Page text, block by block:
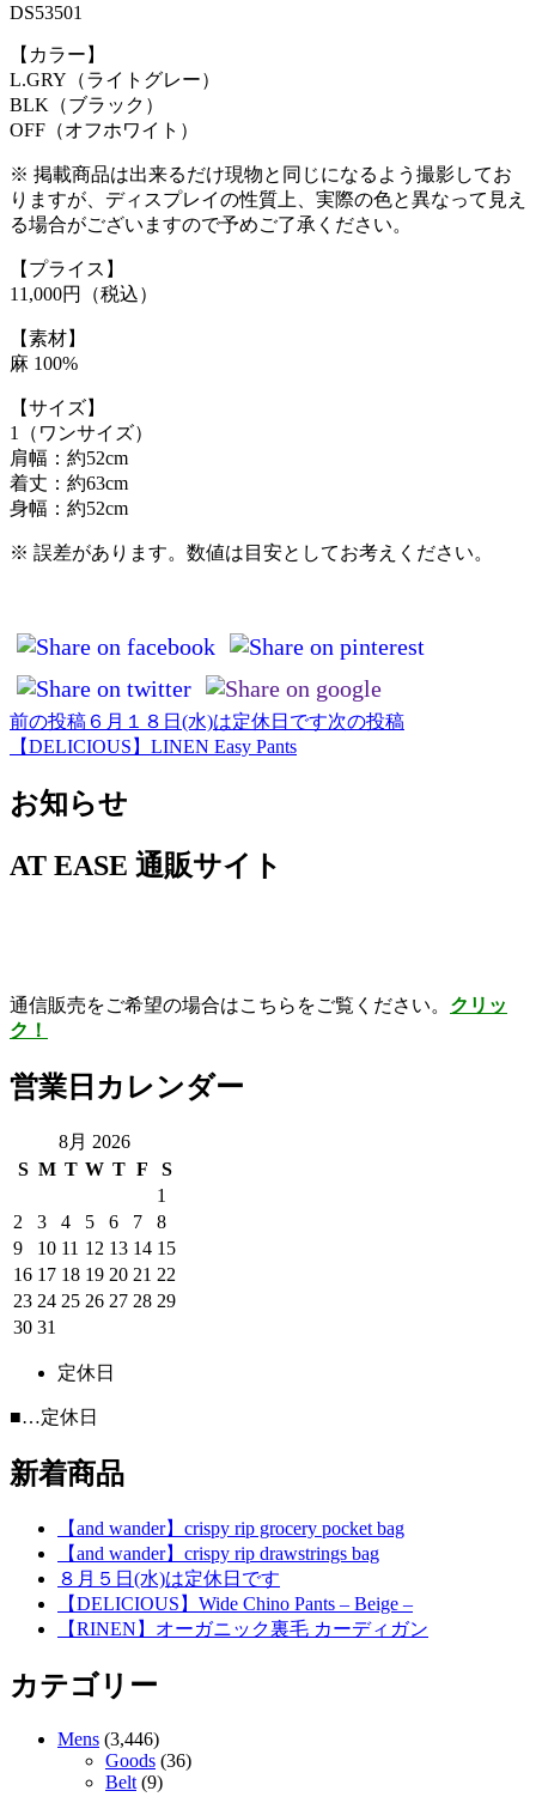
DS53501
【カラー】
L.GRY（ライトグレー）
BLK（ブラック）
OFF（オフホワイト）
※ 掲載商品は出来るだけ現物と同じになるよう撮影してお
りますが、ディスプレイの性質上、実際の色と異なって見え
る場合がございますので予めご了承ください。
【プライス】
11,000円（税込）
【素材】
麻 100%
【サイズ】
1（ワンサイズ）
肩幅：約52cm
着丈：約63cm
身幅：約52cm
※ 誤差があります。数値は目安としてお考えください。
投
稿
ナ
ゲ
ョ
ン
前の投稿 ６月１８日(水)は定休日です次の投稿
【DELICIOUS】LINEN Easy Pants
お知らせ
AT EASE 通販サイト
通信販売をご希望の場合はこちらをご覧ください。 クリッ
ク！
営業日カレンダー
8月 2026
S M T W T F
S
1
2
3 4 5 6 7
8
9
10 11 12 13 14 15
16 17 18 19 20 21 22
23 24 25 26 27 28 29
30 31
定休日
■…定休日
新着商品
【and wander】crispy rip grocery pocket bag
【and wander】crispy rip drawstrings bag
８月５日(水)は定休日です
【DELICIOUS】Wide Chino Pants – Beige –
【RINEN】オーガニック裏毛 カーディガン
カテゴリー
Mens (3,446)
Goods (36)
Belt (9)